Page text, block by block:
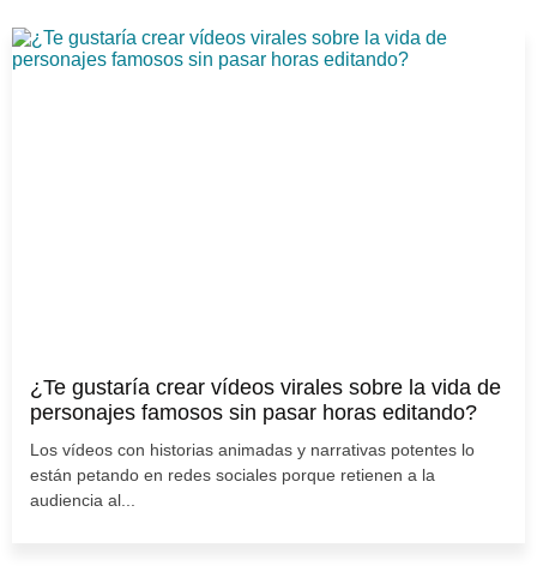
¿Te gustaría crear vídeos virales sobre la vida de
personajes famosos sin pasar horas editando?
Los vídeos con historias animadas y narrativas potentes lo
están petando en redes sociales porque retienen a la
audiencia al...